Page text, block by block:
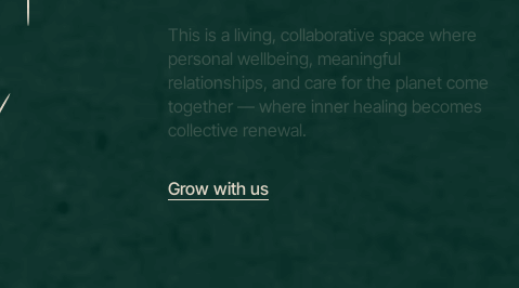
This is a living, collaborative space where
personal wellbeing, meaningful
relationships and care for the planet come
together — where inner healing becomes
collective renewal.
Grow with us